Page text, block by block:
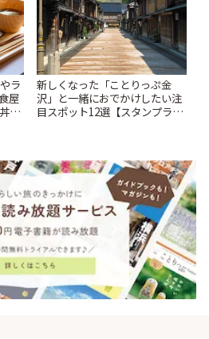
ラ
屋
な
新しくなった「ことりっぷ金
沢」と一緒におでかけしたい注
目スポット12選【スタンプラリ